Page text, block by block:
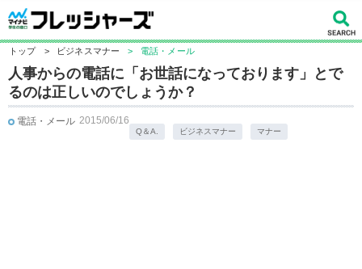
トップ > ビジネスマナー > 電話・メール
人事からの電話に「お世話になっております」とで
るのは正しいのでしょうか？
電話・メール 2015/06/16
Q＆A. ビジネスマナー マナー